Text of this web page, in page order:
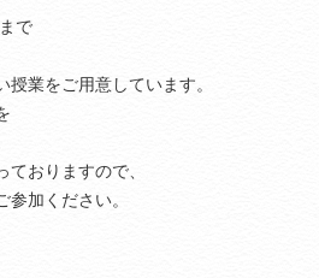
で
業をご用意しています。
おりますので、
加ください。